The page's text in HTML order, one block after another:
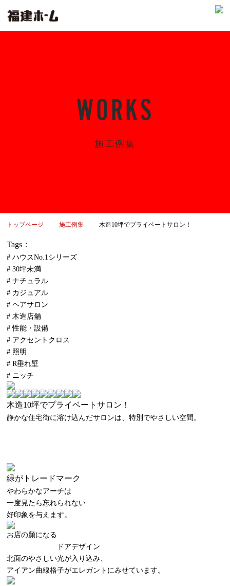
WORKS
施工例集
トップページ 施工例集 木造10坪でプライベートサロン！
Tags：
# ハウスNo.1シリーズ
# 30坪未満
# ナチュラル
# カジュアル
# ヘアサロン
# 木造店舗
# 性能・設備
# アクセントクロス
# 照明
# R垂れ壁
# ニッチ
木造10坪でプライベートサロン！
静かな住宅街に溶け込んだサロンは、特別でやさしい空間。
緑がトレードマーク
やわらかなアーチは
一度見たら忘れられない
好印象を与えます。
お店の顏になる
ドアデザイン
北面のやさしい光が入り込み、
アイアン曲線格子がエレガントにみせています。